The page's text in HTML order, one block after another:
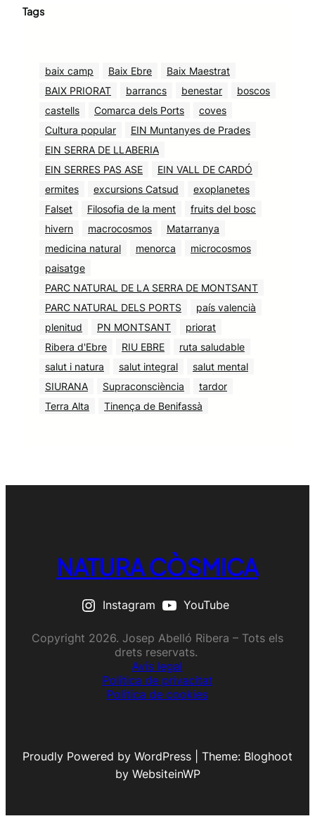
Tags
baix camp Baix Ebre
Baix Maestrat
BAIX PRIORAT
barrancs benestar
boscos
castells
Comarca dels Ports
coves
Cultura popular
EIN Muntanyes de Prades
EIN SERRA DE LLABERIA
EIN SERRES PAS ASE
EIN VALL DE CARDÓ
ermites
excursions Catsud
exoplanetes
Falset
Filosofia de la ment
fruits del bosc
hivern
macrocosmos
Matarranya
medicina natural
menorca
microcosmos
paisatge
PARC NATURAL DE LA SERRA DE MONTSANT
PARC NATURAL DELS PORTS
país valencià
plenitud
PN MONTSANT
priorat
Ribera d'Ebre
RIU EBRE
ruta saludable
salut i natura
salut integral
salut mental
SIURANA
Supraconsciència
tardor
Terra Alta
Tinença de Benifassà
NATURA CÒSMICA
Instagram YouTube
Copyright 2026. Josep Abelló Ribera – Tots els
drets reservats.
Avís legal
Política de privacitat
Política de cookies
Proudly Powered by WordPress | Theme: Bloghoot
by WebsiteinWP